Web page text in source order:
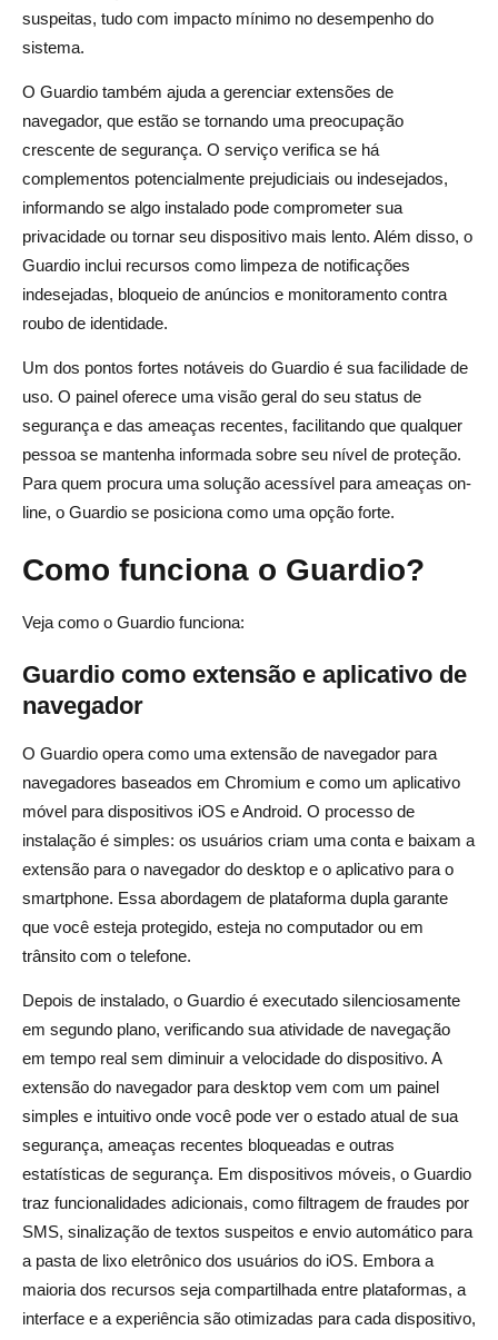
suspeitas, tudo com impacto mínimo no desempenho do
sistema.
O Guardio também ajuda a gerenciar extensões de
navegador, que estão se tornando uma preocupação
crescente de segurança. O serviço verifica se há
complementos potencialmente prejudiciais ou indesejados,
informando se algo instalado pode comprometer sua
privacidade ou tornar seu dispositivo mais lento. Além disso, o
Guardio inclui recursos como limpeza de notificações
indesejadas, bloqueio de anúncios e monitoramento contra
roubo de identidade.
Um dos pontos fortes notáveis do Guardio é sua facilidade de
uso. O painel oferece uma visão geral do seu status de
segurança e das ameaças recentes, facilitando que qualquer
pessoa se mantenha informada sobre seu nível de proteção.
Para quem procura uma solução acessível para ameaças on-
line, o Guardio se posiciona como uma opção forte.
Como funciona o Guardio?
Veja como o Guardio funciona:
Guardio como extensão e aplicativo de
navegador
O Guardio opera como uma extensão de navegador para
navegadores baseados em Chromium e como um aplicativo
móvel para dispositivos iOS e Android. O processo de
instalação é simples: os usuários criam uma conta e baixam a
extensão para o navegador do desktop e o aplicativo para o
smartphone. Essa abordagem de plataforma dupla garante
que você esteja protegido, esteja no computador ou em
trânsito com o telefone.
Depois de instalado, o Guardio é executado silenciosamente
em segundo plano, verificando sua atividade de navegação
em tempo real sem diminuir a velocidade do dispositivo. A
extensão do navegador para desktop vem com um painel
simples e intuitivo onde você pode ver o estado atual de sua
segurança, ameaças recentes bloqueadas e outras
estatísticas de segurança. Em dispositivos móveis, o Guardio
traz funcionalidades adicionais, como filtragem de fraudes por
SMS, sinalização de textos suspeitos e envio automático para
a pasta de lixo eletrônico dos usuários do iOS. Embora a
maioria dos recursos seja compartilhada entre plataformas, a
interface e a experiência são otimizadas para cada dispositivo,